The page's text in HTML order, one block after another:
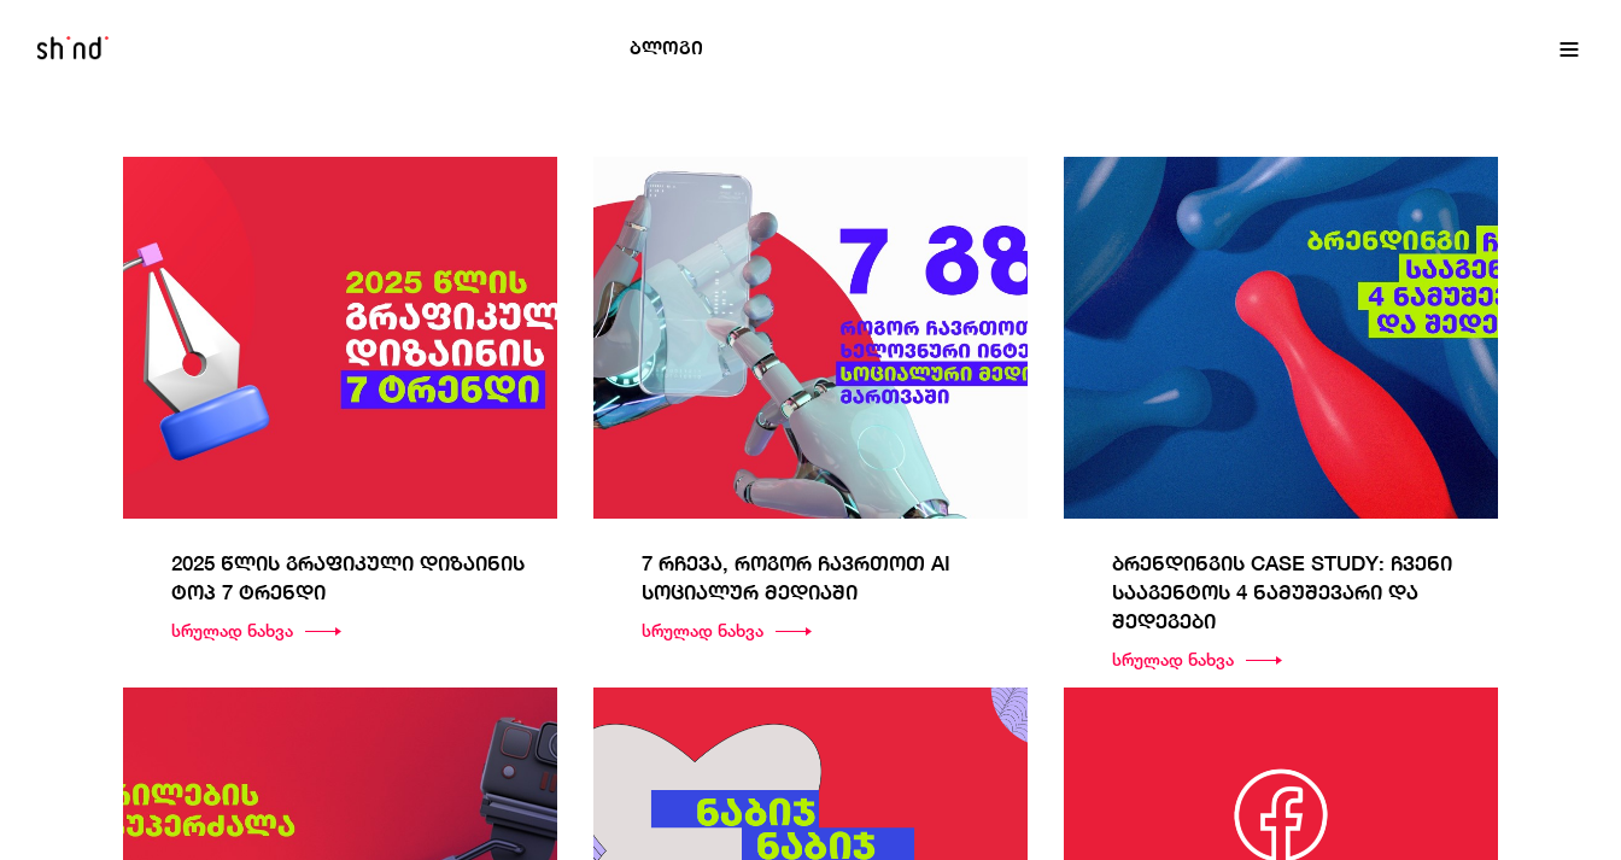
ბლოგი
2025 წლის გრაფიკული დიზაინის
ტოპ 7 ტრენდი
სრულად ნახვა
7 რჩევა, როგორ ჩავრთოთ AI
სოციალურ მედიაში
სრულად ნახვა
ბრენდინგის CASE STUDY: ჩვენი
სააგენტოს 4 ნამუშევარი და
შედეგები
სრულად ნახვა